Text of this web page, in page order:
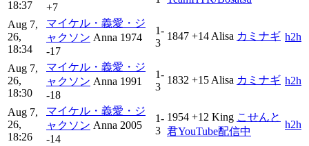
18:37
+7
Aug 7,
26,
18:34
マイケル・義愛・ジ
ャクソン Anna 1974
-17
1-
3
1847 +14 Alisa カミナギ h2h
Aug 7,
26,
18:30
マイケル・義愛・ジ
ャクソン Anna 1991
-18
1-
3
1832 +15 Alisa カミナギ h2h
Aug 7,
26,
18:26
マイケル・義愛・ジ
ャクソン Anna 2005
-14
1-
3
1954 +12 King こせんと
君YouTube配信中
h2h